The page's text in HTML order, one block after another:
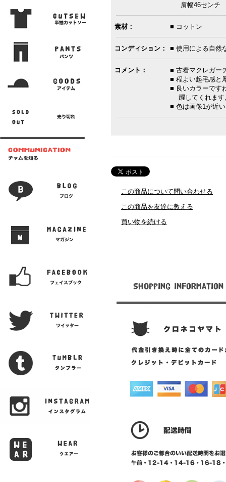
肩幅46センチ
素材： ■ コットン
コンディション： ■ 使用による自然
コメント：
■ 古着マクレガー
■ 程よい起毛感と
■ 良いカラーです
躍してくれます
■ 色は画像1が近
この商品について問い合わせる
この商品を友達に教える
買い物を続ける